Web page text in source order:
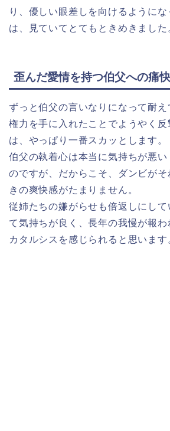
り、優しい眼差しを向けるように
は、見ていてとてもときめきました
歪んだ愛情を持つ伯父への痛
ずっと伯父の言いなりになって耐え
権力を手に入れたことでようやく
は、やっぱり一番スカッとします。
伯父の執着心は本当に気持ちが悪
のですが、だからこそ、ダンビがそ
きの爽快感がたまりません。
従姉たちの嫌がらせも倍返しにし
て気持ちが良く、長年の我慢が報
カタルシスを感じられると思います